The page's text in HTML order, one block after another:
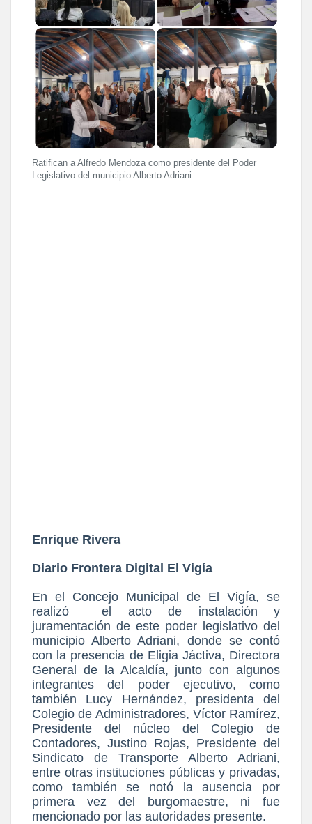
Ratifican a Alfredo Mendoza como presidente del Poder
Legislativo del municipio Alberto Adriani
Enrique Rivera
Diario Frontera Digital El Vigía
En el Concejo Municipal de El Vigía, se
realizó
el acto de instalación y
juramentación de este poder legislativo del
municipio Alberto Adriani, donde se contó
con la presencia de Eligia Jáctiva, Directora
General de la Alcaldía, junto con algunos
integrantes del poder ejecutivo, como
también Lucy Hernández, presidenta del
Colegio de Administradores, Víctor Ramírez,
Presidente del núcleo del Colegio de
Contadores, Justino Rojas, Presidente del
Sindicato de Transporte Alberto Adriani,
entre otras instituciones públicas y privadas,
como también se notó la ausencia por
primera vez del burgomaestre, ni fue
mencionado por las autoridades presente.